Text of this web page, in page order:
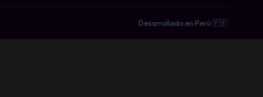
Desarrollado en Perú 🇵🇪